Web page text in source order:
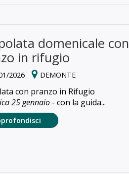
domenicale con
in rifugio
2026 DEMONTE
con pranzo in Rifugio
25 gennaio - con la guida...